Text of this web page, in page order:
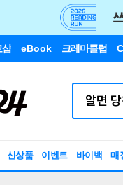
샵 eBook 크레마클럽
신상품 이벤트 바이백 매